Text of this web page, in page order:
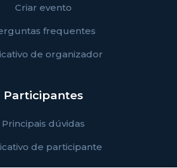
Criar evento
frequentes
de organizador
Participantes
Principais dúvidas
de participante